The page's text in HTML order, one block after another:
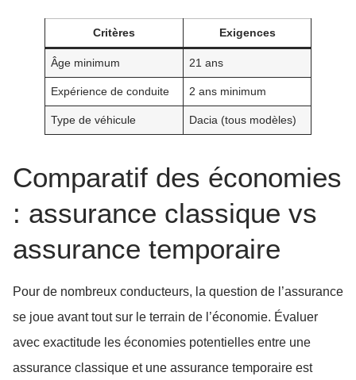
Critères Exigences
Âge minimum 21 ans
Expérience de conduite 2 ans minimum
Type de véhicule Dacia (tous modèles)
Comparatif des économies
: assurance classique vs
assurance temporaire
Pour de nombreux conducteurs, la question de l’assurance
se joue avant tout sur le terrain de l’économie. Évaluer
avec exactitude les économies potentielles entre une
assurance classique et une assurance temporaire est